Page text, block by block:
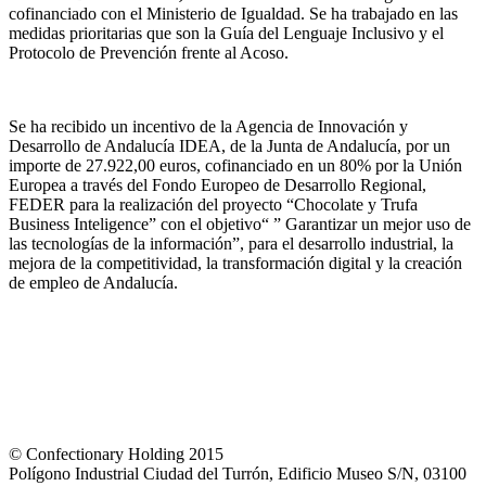
cofinanciado con el Ministerio de Igualdad. Se ha trabajado en las
medidas prioritarias que son la Guía del Lenguaje Inclusivo y el
Protocolo de Prevención frente al Acoso.
Se ha recibido un incentivo de la Agencia de Innovación y
Desarrollo de Andalucía IDEA, de la Junta de Andalucía, por un
importe de 27.922,00 euros, cofinanciado en un 80% por la Unión
Europea a través del Fondo Europeo de Desarrollo Regional,
FEDER para la realización del proyecto “Chocolate y Trufa
Business Inteligence” con el objetivo“ ” Garantizar un mejor uso de
las tecnologías de la información”, para el desarrollo industrial, la
mejora de la competitividad, la transformación digital y la creación
de empleo de Andalucía.
© Confectionary Holding 2015
Polígono Industrial Ciudad del Turrón, Edificio Museo S/N, 03100